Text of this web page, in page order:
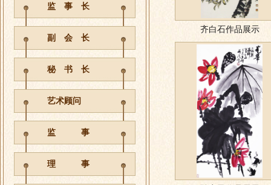
监 事 长
副 会 长
秘 书 长
艺术顾问
监 事
理 事
齐白石作品展示